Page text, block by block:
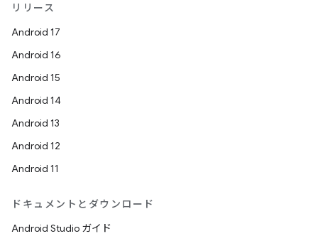
リリース
Android 17
Android 16
Android 15
Android 14
Android 13
Android 12
Android 11
ドキュメントとダウンロード
Android Studio ガイド